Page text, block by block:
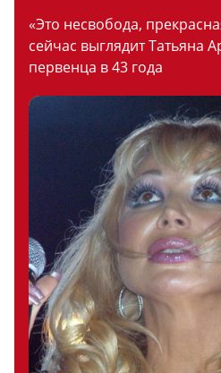
«Это несвобода,
сейчас выглядит Татьяна
первенца в 43 года